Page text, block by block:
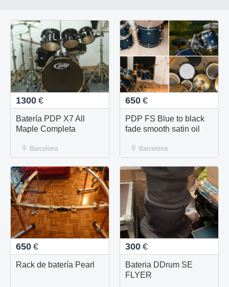
1300 €
Batería PDP X7 All
Maple Completa
Barcelona
650 €
PDP FS Blue to black
fade smooth satin oil
Barcelona
650 €
Rack de batería Pearl
300 €
Bateria DDrum SE
FLYER